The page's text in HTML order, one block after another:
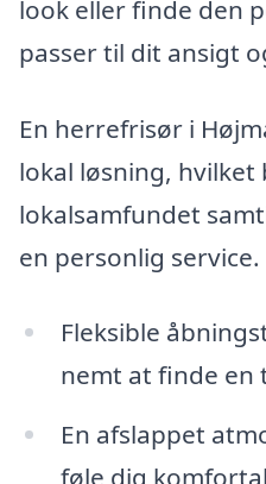
look eller finde den
passer til dit ansigt
En herrefrisør i
lokal løsning,
lokalsamfundet
en personlig
Fleksible
nemt at finde en
En afslappet
føle dig